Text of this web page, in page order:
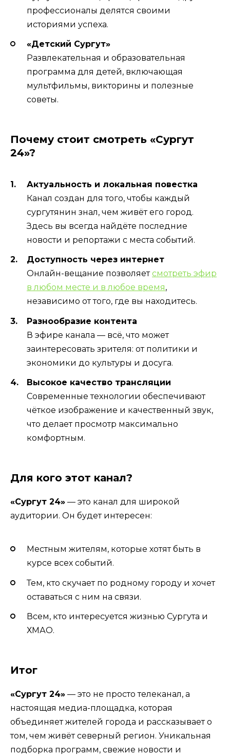
профессионалы делятся своими
историями успеха.
«Детский Сургут»
Развлекательная и образовательная
программа для детей, включающая
мультфильмы, викторины и полезные
советы.
Почему стоит смотреть «Сургут
24»?
Актуальность и локальная повестка
Канал создан для того, чтобы каждый
сургутянин знал, чем живёт его город.
Здесь вы всегда найдёте последние
новости и репортажи с места событий.
Доступность через интернет
Онлайн-вещание позволяетсмотреть эфир
в любом месте и в любое время,
независимо от того, где вы находитесь.
Разнообразие контента
В эфире канала — всё, что может
заинтересовать зрителя: от политики и
экономики до культуры и досуга.
Высокое качество трансляции
Современные технологии обеспечивают
чёткое изображение и качественный звук,
что делает просмотр максимально
комфортным.
Для кого этот канал?
«Сургут 24» — это канал для широкой
аудитории. Он будет интересен:
Местным жителям, которые хотят быть в
курсе всех событий.
Тем, кто скучает по родному городу и хочет
оставаться с ним на связи.
Всем, кто интересуется жизнью Сургута и
ХМАО.
Итог
«Сургут 24» — это не просто телеканал, а
настоящая медиа-площадка, которая
объединяет жителей города и рассказывает о
том, чем живёт северный регион. Уникальная
подборка программ, свежие новости и